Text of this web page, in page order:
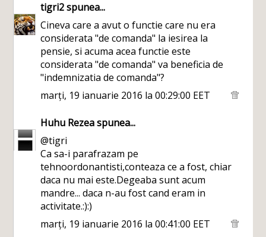
tigri2spunea...
Cineva care a avut o functie care nu era
considerata "de comanda" la iesirea la
pensie, si acuma acea functie este
considerata "de comanda" va beneficia de
"indemnizatia de comanda"?
marți, 19 ianuarie 2016 la 00:29:00 EET
Huhu Rezeaspunea...
@tigri
Ca sa-i parafrazam pe
tehnoordonantisti,conteaza ce a fost, chiar
daca nu mai este.Degeaba sunt acum
mandre... daca n-au fost cand eram in
activitate.:):)
marți, 19 ianuarie 2016 la 00:41:00 EET